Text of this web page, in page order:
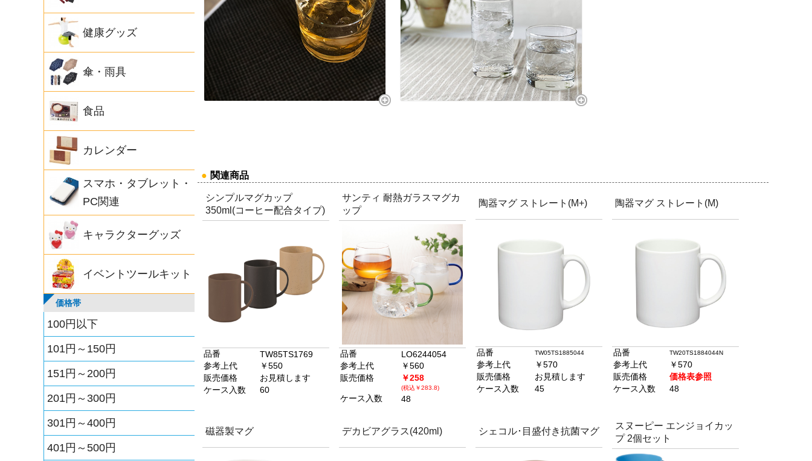
健康グッズ
傘・雨具
食品
カレンダー
スマホ・タブレット・
PC関連
キャラクターグッズ
イベントツールキット
価格帯
100円以下
101円～150円
151円～200円
201円～300円
301円～400円
401円～500円
● 関連商品
シンプルマグカップ
350ml(コーヒー配合タイプ)
品番
TW85TS1769
参考上代
￥550
販売価格
お見積します
ケース入数
60
サンティ 耐熱ガラスマグカ
ップ
品番
LO6244054
参考上代
￥560
販売価格
￥258
(税込￥283.8)
ケース入数 48
陶器マグ ストレート(M+)
品番 TW05TS1885044
参考上代
￥570
販売価格
お見積します
ケース入数
45
陶器マグ ストレート(M)
品番 TW20TS1884044N
参考上代
￥570
販売価格
価格表参照
ケース入数
48
磁器製マグ デカビアグラス(420ml) シェコル･目盛付き抗菌マグ
スヌーピー エンジョイカッ
プ 2個セット